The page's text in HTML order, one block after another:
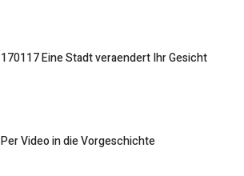
170117 Eine Stadt veraendert Ihr Gesicht
Per Video in die Vorgeschichte